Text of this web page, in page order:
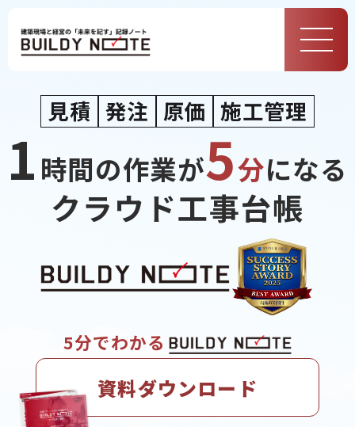
MEN
U
見積 発注 原価 施工管理
1 時間の作業が5分になる
クラウド工事台帳
5分でわかる
資料ダウンロード